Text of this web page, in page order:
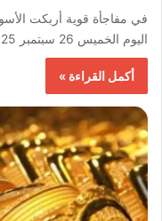
في مفاجأة قوية أربكت
اليوم الخميس 26 سبتمبر 2025 تراجعًا كبيرًا في بداية…
أكمل القراءة »